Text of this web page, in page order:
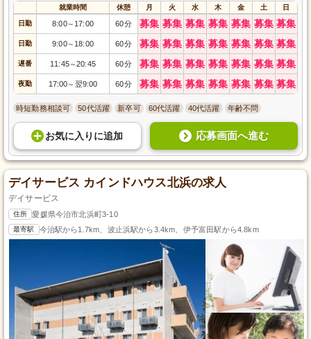
就業時間 休憩 月 火 水 木 金 土 日
日勤 8:00～ 17:00 60分 募集 募集 募集 募集 募集 募集 募集
日勤 9:00～ 18:00 60分 募集 募集 募集 募集 募集 募集 募集
遅番 11:45～20:45 60分 募集 募集 募集 募集 募集 募集 募集
夜勤 17:00～ 翌9:00 60分 募集 募集 募集 募集 募集 募集 募集
時短勤務相談可 50代活躍 新卒可 60代活躍 40代活躍 年齢不問
お気に入り に追加 応募画面へ進む
デイサービス カインドハウス北浜の求人
デイサービス
住所 愛媛県今治市北浜町3-10
最寄駅 今治駅から1.7km、波止浜駅から3.4km、伊予富田駅から4.8km